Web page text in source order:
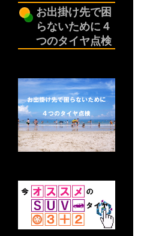
お出掛け先で困
らないために４
つのタイヤ点検